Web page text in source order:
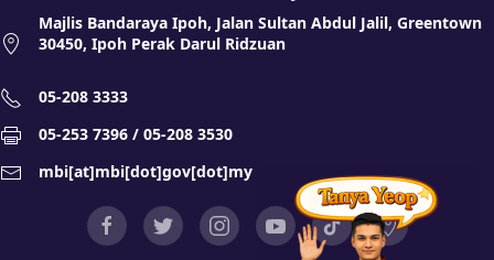
Majlis Bandaraya Ipoh, Jalan Sultan Abdul Jalil, Greentown
30450, Ipoh Perak Darul Ridzuan
05-208 3333
05-253 7396 / 05-208 3530
mbi[at]mbi[dot]gov[dot]my